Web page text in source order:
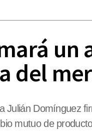
un
del
Julián Domínguez
mutuo de